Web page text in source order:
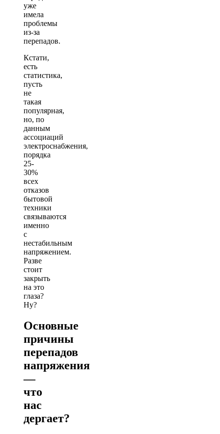
уже
имела
проблемы
из-за
перепадов.
Кстати,
есть
статистика,
пусть
не
такая
популярная,
но, по
данным
ассоциаций
электроснабжения,
порядка
25-
30%
всех
отказов
бытовой
техники
связываются
именно
с
нестабильным
напряжением.
Разве
стоит
закрыть
на это
глаза?
Ну?
Основные
причины
перепадов
напряжения
—
что
нас
дергает?